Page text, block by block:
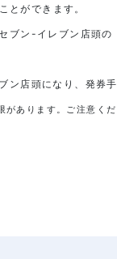
とができます。
ブン-イレブン店頭の
ン店頭になり、発券手
があります。ご注意くだ